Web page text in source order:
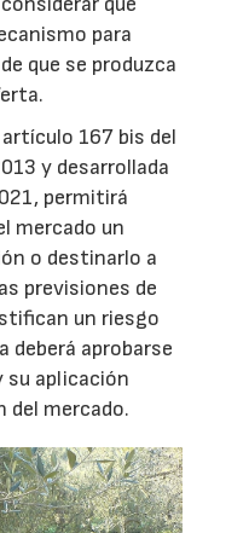
para
que se produzca
167 bis del
y desarrollada
permitirá
mercado un
o destinarlo a
previsiones de
un riesgo
deberá aprobarse
su aplicación
del mercado.